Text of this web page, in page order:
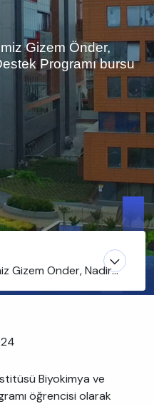
Gizem Önder,
Programı bursu
Gizem Önder, Nadir
Biyokimya ve
öğrencisi olarak